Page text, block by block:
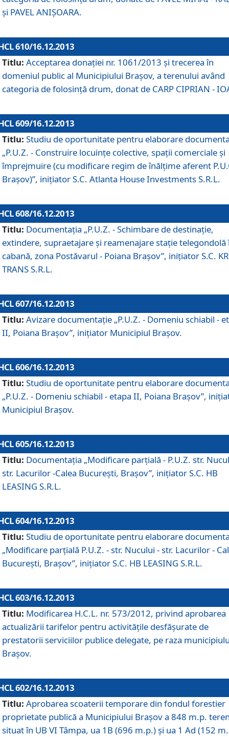
şi PAVEL ANIŞOARA.
610/16.12.2013
Titlu: Acceptarea donaţiei nr. 1061/2013 şi trecerea în
domeniul public al Municipiului Braşov, a terenului având
categoria de folosinţă drum, donat de CARP CIPRIAN -
609/16.12.2013
Titlu: Studiu de oportunitate pentru elaborare
„P.U.Z. - Construire locuinţe colective, spaţii comerciale şi
împrejmuire (cu modificare regim de înălţime aferent
Braşov)”, iniţiator S.C. Atlanta House Investments S.R.L.
608/16.12.2013
Titlu: Documentaţia „P.U.Z. - Schimbare de destinaţie,
extindere, supraetajare şi reamenajare staţie telegondolă
cabană, zona Postăvarul - Poiana Braşov”, iniţiator S.C.
TRANS S.R.L.
607/16.12.2013
Titlu: Avizare documentaţie „P.U.Z. - Domeniu schiabil -
II, Poiana Braşov”, iniţiator Municipiul Braşov.
606/16.12.2013
Titlu: Studiu de oportunitate pentru elaborare
„P.U.Z. - Domeniu schiabil - etapa II, Poiana Braşov”,
Municipiul Braşov.
605/16.12.2013
Titlu: Documentaţia „Modificare parţială - P.U.Z. str.
str. Lacurilor -Calea Bucureşti, Braşov”, iniţiator S.C. HB
LEASING S.R.L.
604/16.12.2013
Titlu: Studiu de oportunitate pentru elaborare
„Modificare parţială P.U.Z. - str. Nucului - str. Lacurilor -
Bucureşti, Braşov”, iniţiator S.C. HB LEASING S.R.L.
603/16.12.2013
Titlu: Modificarea H.C.L. nr. 573/2012, privind aprobarea
actualizării tarifelor pentru activităţile desfăşurate de
prestatorii serviciilor publice delegate, pe raza
Braşov.
602/16.12.2013
Titlu: Aprobarea scoaterii temporare din fondul forestier
proprietate publică a Municipiului Braşov a 848 m.p.
situat în UB VI Tâmpa, ua 1B (696 m.p.) şi ua 1 Ad (152